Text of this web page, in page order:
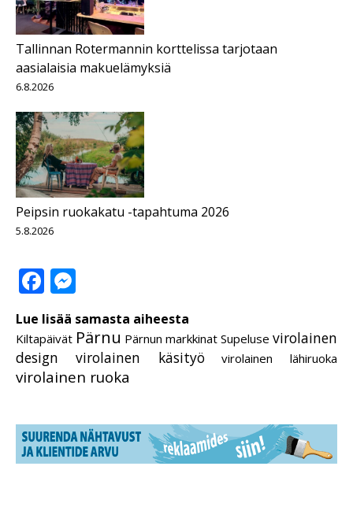
Tallinnan Rotermannin korttelissa tarjotaan
aasialaisia makuelämyksiä
6.8.2026
Peipsin ruokakatu -tapahtuma 2026
5.8.2026
Facebook
Lue lisää samasta aiheesta
Kiltapäivät Pärnu Pärnun markkinat Supeluse virolainen
design
virolainen käsityö virolainen lähiruoka
virolainen ruoka